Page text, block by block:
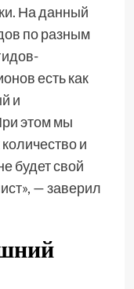
На данный
по разным
есть как
и
этом мы
и
будет свой
— заверил